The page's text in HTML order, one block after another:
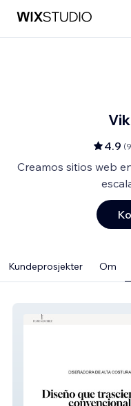
4.9 (
Creamos sitios web
Kundeprosjekter Om